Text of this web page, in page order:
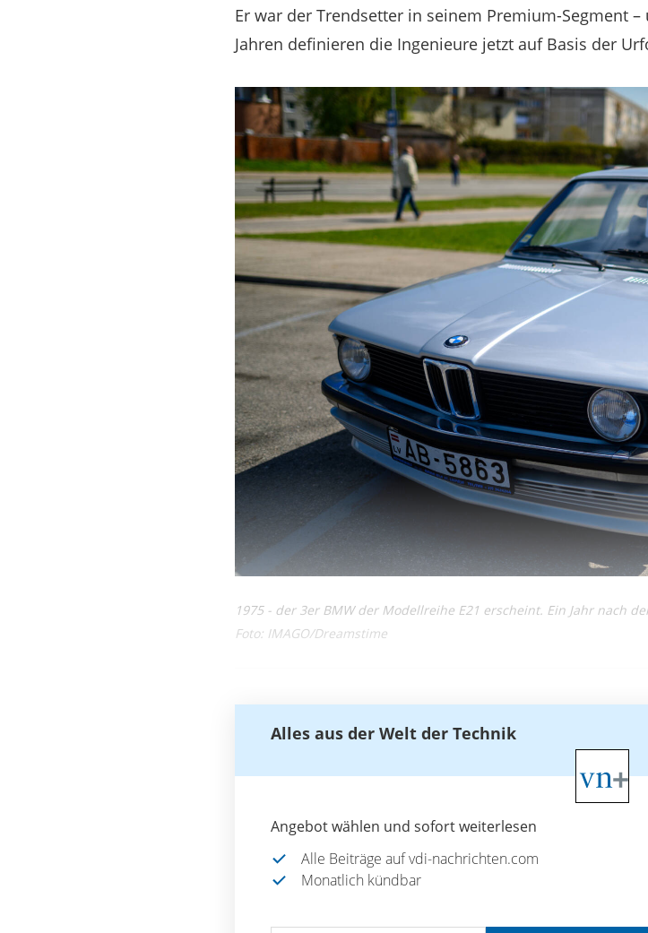
Er war der Trendsetter in seinem Premium-Segment
Jahren definieren die Ingenieure jetzt auf Basis der
1975 - der 3er BMW der Modellreihe E21 erscheint. Ein Jahr nach
Foto: IMAGO/Dreamstime
Alles aus der Welt der Technik
Angebot wählen und sofort weiterlesen
Alle Beiträge auf vdi-nachrichten.com
Monatlich kündbar